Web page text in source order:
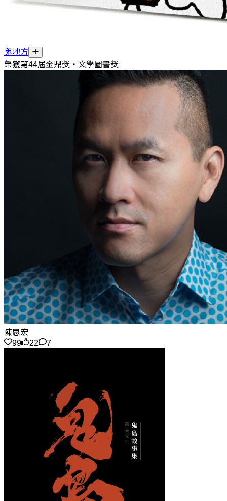
鬼地方
榮獲第44屆金鼎獎‧文學圖書獎
陳思宏
99
22 7